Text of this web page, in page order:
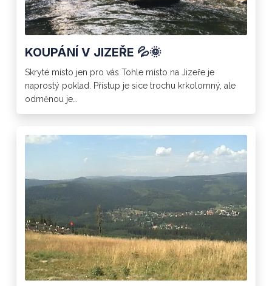
KOUPÁNÍ V JIZEŘE 💦🌞
Skryté místo jen pro vás Tohle místo na Jizeře je
naprostý poklad. Přístup je sice trochu krkolomný, ale
odměnou je…